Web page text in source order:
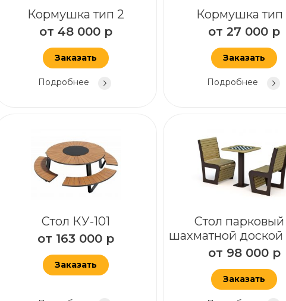
Кормушка тип 2
от 48 000 р
Заказать
Подробнее
Кормушка тип
от27 000 р
Заказать
Подробнее
Стол КУ-101
от 163 000 р
Заказать
Стол парковый
шахматной доской
от 98 000 р
Заказать